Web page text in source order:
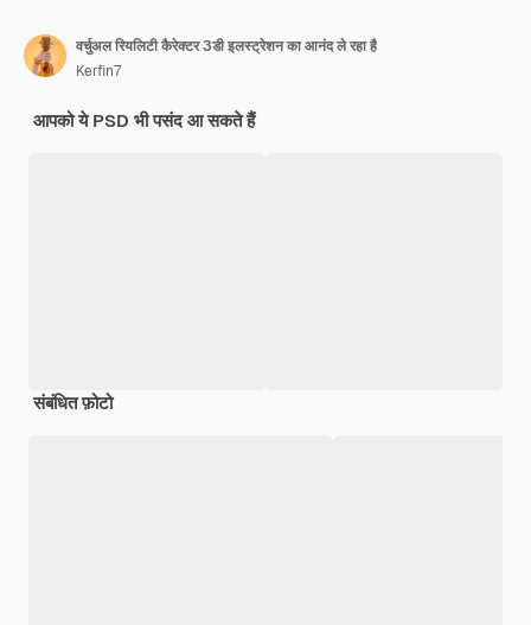
वर्चुअल रियलिटी कैरेक्टर 3डी इलस्ट्रेशन का आनंद ले रहा है
Kerfin7
आपको ये PSD भी पसंद आ सकते हैं
संबंधित फ़ोटो